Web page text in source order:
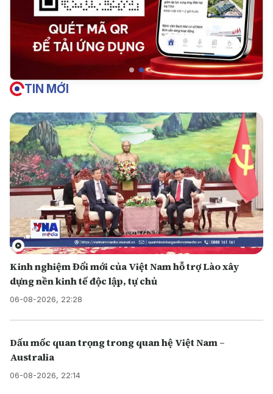
TIN MỚI
Kinh nghiệm Đổi mới của Việt Nam hỗ trợ Lào xây
dựng nền kinh tế độc lập, tự chủ
06-08-2026, 22:28
Dấu mốc quan trọng trong quan hệ Việt Nam –
Australia
06-08-2026, 22:14